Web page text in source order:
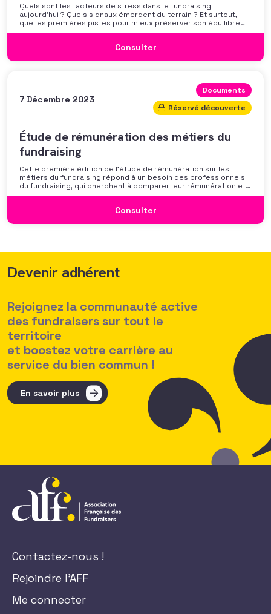
Quels sont les facteurs de stress dans le fundraising
aujourd’hui ? Quels signaux émergent du terrain ? Et surtout,
quelles premières pistes pour mieux préserver son équilibre
professionnel ? L’AFF vous propose un webinaire pour découvrir
discussion autour des mécanismes
Consulter
7 Décembre 2023
Documents
Réservé découverte
Étude de rémunération des métiers du
fundraising
Cette première édition de l’étude de rémunération sur les
métiers du fundraising répond à un besoin des professionnels
du fundraising, qui cherchent à comparer leur rémunération et à
se positionner. Elle répond également à une préoccupation
des politiques salariales comme un enjeu majeur,
Consulter
Devenir adhérent
Rejoignez la communauté active
des fundraisers sur tout le
territoire
et boostez votre carrière au
service du bien commun !
En savoir plus
Contactez-nous !
Rejoindre l'AFF
Me connecter